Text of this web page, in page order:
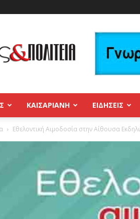
και
Πολιτεία
Βύρωνας
–
ΠαγκράτιΚΑΙΣΑΡΙΑΝΗ ΕΙΔΗΣΕΙΣ
Εθελοντική Αιμοδοσία στην Αίθουσα